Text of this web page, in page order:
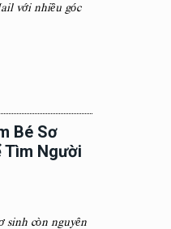
với nhiều góc
Bé Sơ
Tìm Người
sinh còn nguyên